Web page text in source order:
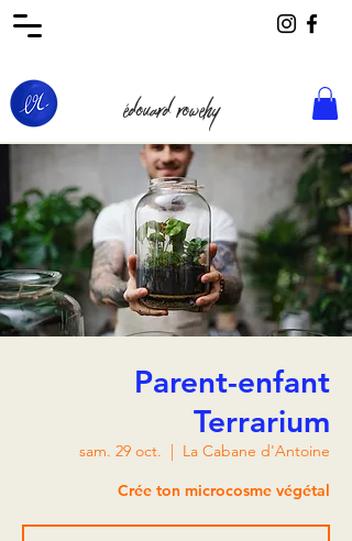
édouard rowehy
Parent-enfant
Terrarium
sam. 29 oct.
  |
La Cabane d'Antoine
Crée ton microcosme végétal